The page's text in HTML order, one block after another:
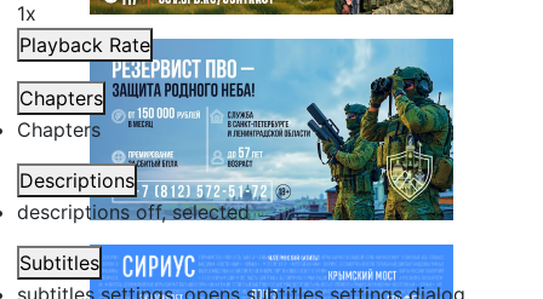
1x
Playback Rate
Chapters
Chapters
Descriptions
descriptions off, selected
Subtitles
subtitles settings, opens subtitles settings dialog